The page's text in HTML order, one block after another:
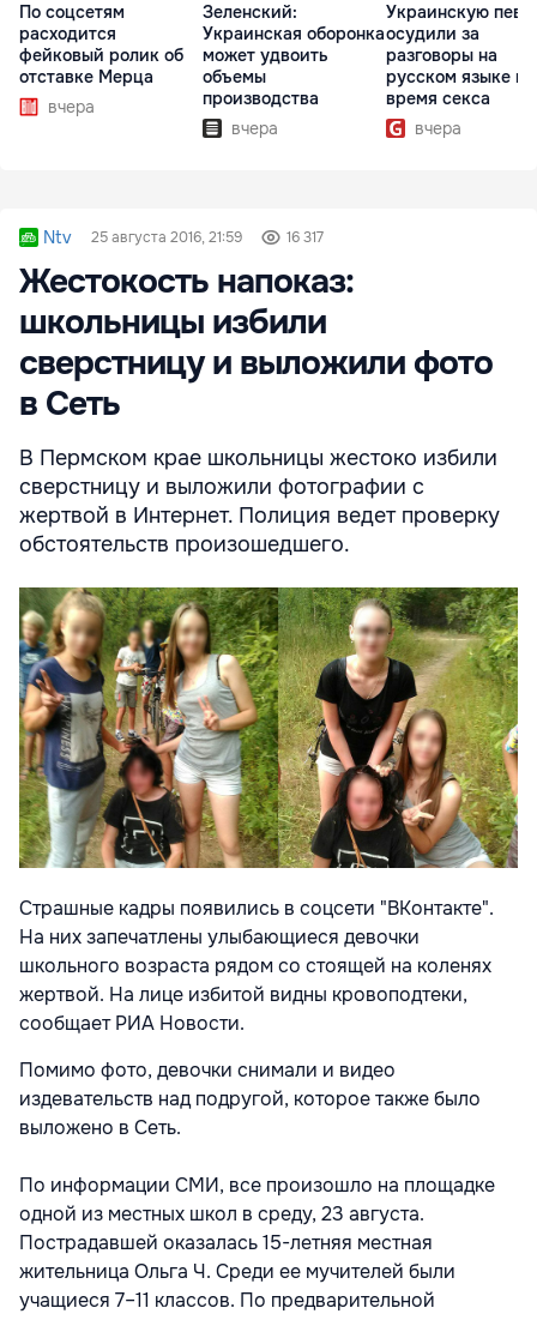
По соцсетям
расходится
фейковый ролик об
отставке Мерца
вчера
Зеленский:
Украинская оборонка
может удвоить
объемы
производства
вчера
Украинскую
осудили за
разговоры на
русском языке во
время секса
вчера
Ntv 25 августа 2016, 21:59 16 317
Жестокость напоказ:
школьницы избили
сверстницу и выложили фото
в Сеть
В Пермском крае школьницы жестоко избили
сверстницу и выложили фотографии с
жертвой в Интернет. Полиция ведет проверку
обстоятельств произошедшего.
Страшные кадры появились в соцсети "ВКонтакте".
На них запечатлены улыбающиеся девочки
школьного возраста рядом со стоящей на коленях
жертвой. На лице избитой видны кровоподтеки,
сообщаетРИА Новости.
Помимо фото, девочки снимали и видео
издевательств над подругой, которое также было
выложено в Сеть.
По информации СМИ, все произошло на площадке
одной из местных школ в среду, 23 августа.
Пострадавшей оказалась 15-летняя местная
жительница Ольга Ч. Среди ее мучителей были
учащиеся 7–11 классов. По предварительной